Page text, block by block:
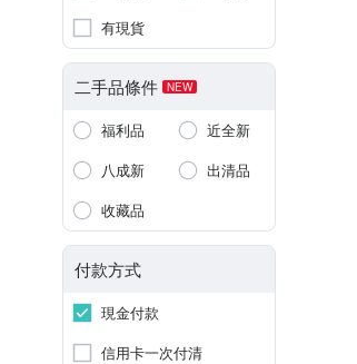
有現貨
二手品條件 NEW
福利品
近全新
八成新
出清品
收藏品
付款方式
現金付款
信用卡一次付清